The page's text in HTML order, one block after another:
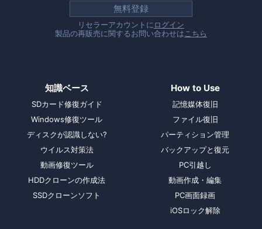
無料登録
リセラーアカウントに ログイン
製品の再販売に関するお問い合わせは こちら
知識ベース
SDカード修復ガイド
Windows修復ツール
ディスクが認識しない?
ウイルス対策法
動画修復ツール
HDDクローンの作成法
SSDクローンソフト
How to Use
記憶媒体復旧
ファイル復旧
パーティション管理
バックアップと復元
PC引越し
動画作成・編集
PC画面録画
iOSロック解除